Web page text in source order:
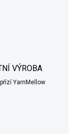
VÝROBA
YarnMellow